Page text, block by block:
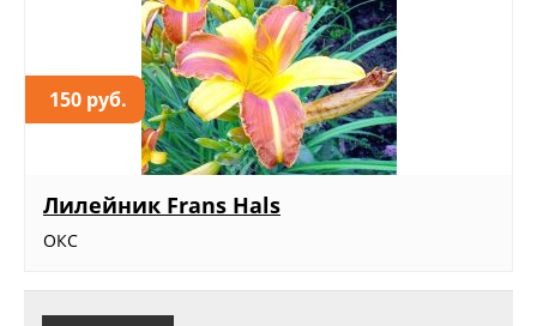
150 руб.
Лилейник Frans Hals
ОКС